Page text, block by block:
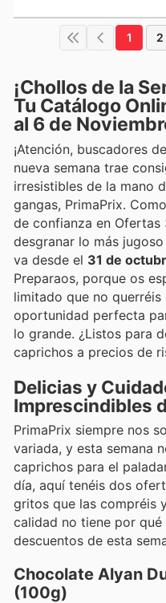
1 2
¡Chollos de la
Tu Catálogo
al 6 de
¡Atención, buscadores
nueva semana trae
irresistibles de la mano
gangas, PrimaPrix.
de confianza en
desgranar lo más
va desde el 31 de
Preparaos, porque os
limitado que no querréis
oportunidad perfecta
lo grande. ¿Listos para
caprichos a precios de
Delicias y
Imprescindibles
PrimaPrix siempre nos
variada, y esta semana
caprichos para el
día, aquí tenéis dos
gritos que las compréis
calidad no tiene por qué
descuentos de esta
Chocolate Alyan
(100g)